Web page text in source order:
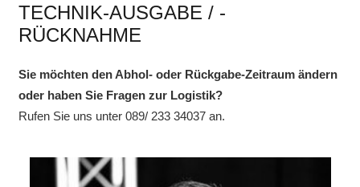
TECHNIK-AUSGABE / -
RÜCKNAHME
Sie möchten den Abhol- oder Rückgabe-Zeitraum ändern
oder haben Sie Fragen zur Logistik?
Rufen Sie uns unter 089/ 233 34037 an.